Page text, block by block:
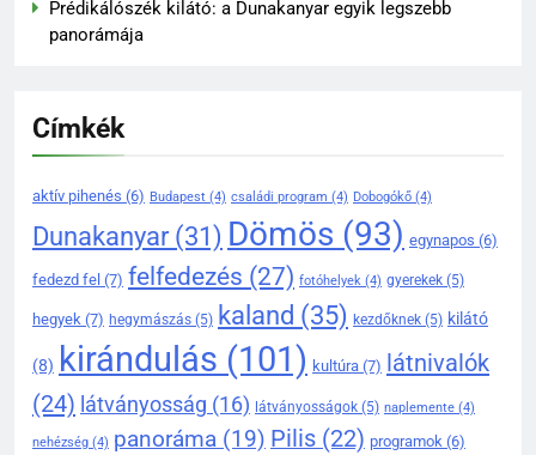
Prédikálószék kilátó: a Dunakanyar egyik legszebb
panorámája
Címkék
aktív pihenés (6) Budapest (4) családi program (4) Dobogókő (4)
Dunakanyar(31) Dömös (93) egynapos (6)
fedezd fel (7) felfedezés (27) fotóhelyek (4) gyerekek (5)
hegyek (7) hegymászás (5) kaland (35) kezdőknek (5) kilátó
(8) kirándulás (101) kultúra (7) látnivalók
(24) látványosság (16) látványosságok (5) naplemente (4)
nehézség (4) panoráma (19) Pilis (22) programok (6)
A Duna-kanyar gyöngyszeme:
miért érdemes ellátogatni
Dömösre
KIRÁNDULÓKNAK- TURÁZÓKNAK
1
Rám-szakadék legjobb
túraútvonalai a Pilisben